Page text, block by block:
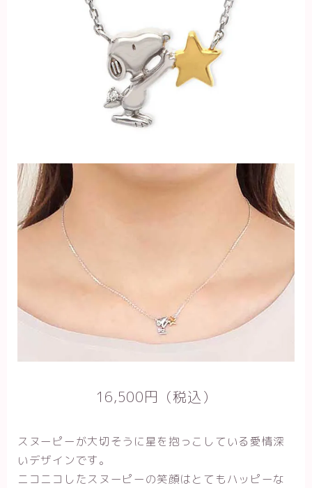
16,500円（税込）
スヌーピーが大切そうに星を抱っこしている愛情深
いデザインです。
ニコニコしたスヌーピーの笑顔はとてもハッピーな